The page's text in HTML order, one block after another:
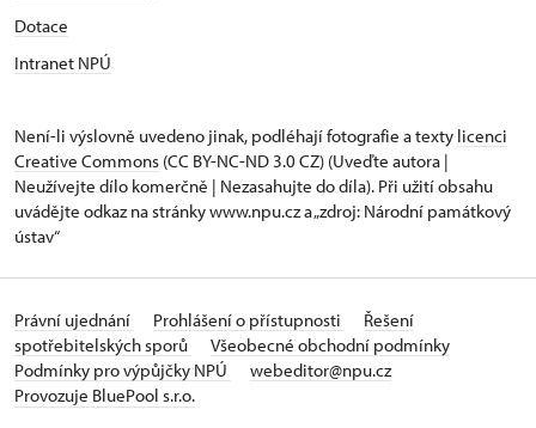
Dotace
Intranet NPÚ
Není-li výslovně uvedeno jinak, podléhají fotografie a texty licenci
Creative Commons (CC BY-NC-ND 3.0 CZ) (Uveďte autora |
Neužívejte dílo komerčně | Nezasahujte do díla). Při užití obsahu
uvádějte odkaz na stránky www.npu.cz a „zdroj: Národní památkový
ústav“
Právní ujednání Prohlášení o přístupnosti
Řešení
spotřebitelských sporů
Všeobecné obchodní podmínky
Podmínky pro výpůjčky NPÚ
webeditor@npu.cz
Provozuje BluePool s.r.o.